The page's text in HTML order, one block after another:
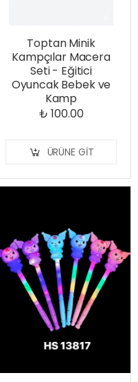
Toptan Minik
Kampçılar Macera
Seti - Eğitici
Oyuncak Bebek ve
Kamp
₺ 100.00
ÜRÜNE GIT